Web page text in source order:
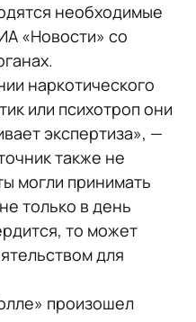
необходимые
«Новости» со
наркотического
или психотроп они
экспертиза», —
также не
могли принимать
только в день
то может
для
произошел